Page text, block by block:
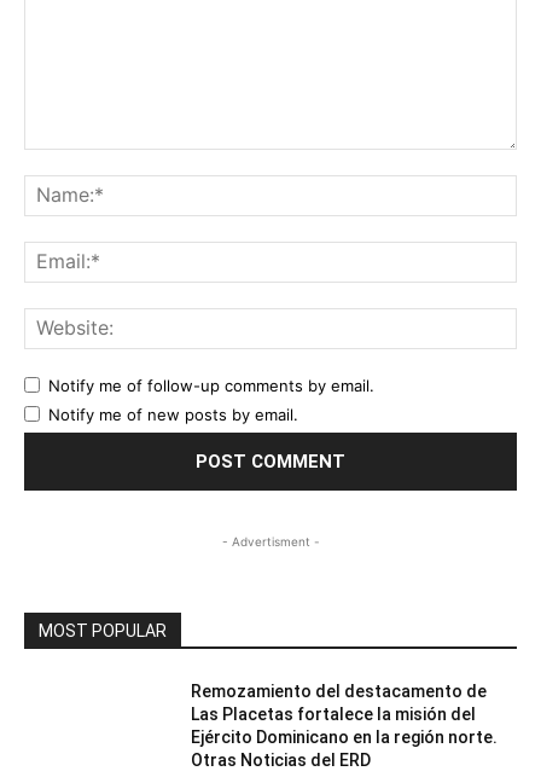
Notify me of follow-up comments by email.
Notify me of new posts by email.
- Advertisment -
MOST POPULAR
Remozamiento del destacamento de
Las Placetas fortalece la misión del
Ejército Dominicano en la región norte.
Otras Noticias del ERD